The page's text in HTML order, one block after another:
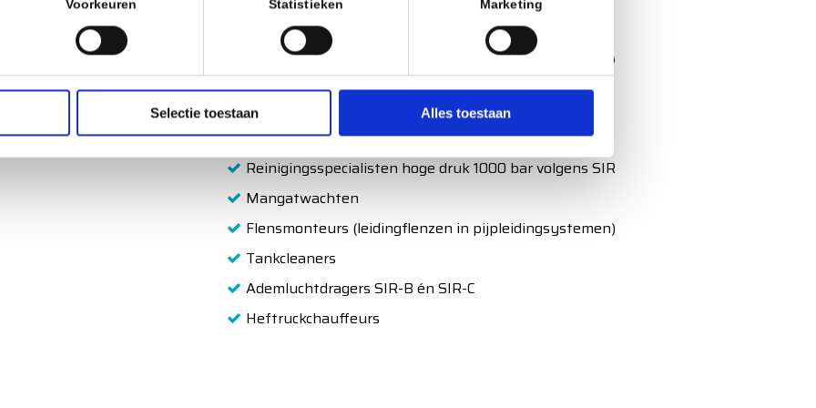
Voorkeuren Statistieken Marketing
Selectie toestaan Alles toestaan
Industriële reinigers nodig in Arnhem?
de specialisten van 12BClean:
Aanpakkers met VCA
Reinigingsspecialisten hoge druk 1000 bar volgens SIR
Mangatwachten
Flensmonteurs (leidingflenzen in pijpleidingsystemen)
Tankcleaners
Ademluchtdragers SIR-B én SIR-C
Heftruckchauffeurs